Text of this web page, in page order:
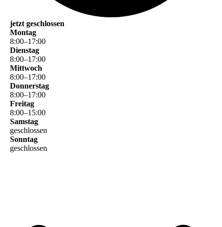
jetzt geschlossen
Montag
8:00–17:00
Dienstag
8:00–17:00
Mittwoch
8:00–17:00
Donnerstag
8:00–17:00
Freitag
8:00–15:00
Samstag
geschlossen
Sonntag
geschlossen